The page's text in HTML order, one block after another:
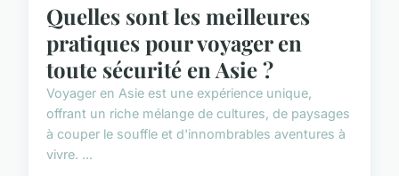
Quelles sont les meilleures
pratiques pour voyager en
toute sécurité en Asie ?
Voyager en Asie est une expérience unique,
offrant un riche mélange de cultures, de paysages
à couper le souffle et d'innombrables aventures à
vivre. ...